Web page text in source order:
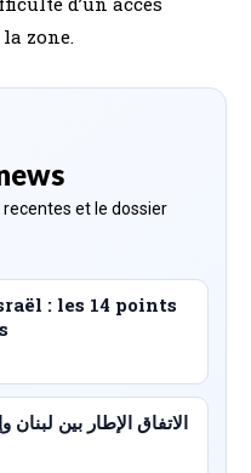
zone.
et le dossier
: les 14 points